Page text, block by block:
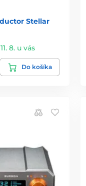
Stellar
8. u vás
Do košíka